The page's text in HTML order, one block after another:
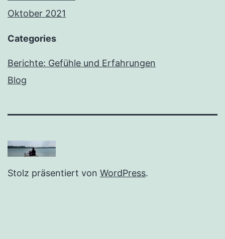
Oktober 2021
Categories
Berichte: Gefühle und Erfahrungen
Blog
Stolz präsentiert von WordPress.